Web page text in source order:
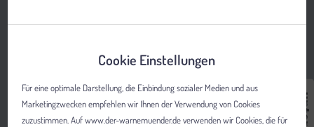
Cookie Einstellungen
Für eine optimale Darstellung, die Einbindung sozialer Medien und aus
Marketingzwecken empfehlen wir Ihnen der Verwendung von Cookies
zuzustimmen. Auf www.der-warnemuender.de verwenden wir Cookies, die für